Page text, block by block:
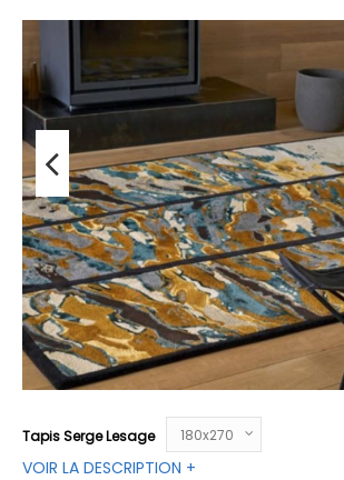
Tapis Serge Lesage
VOIR LA DESCRIPTION +